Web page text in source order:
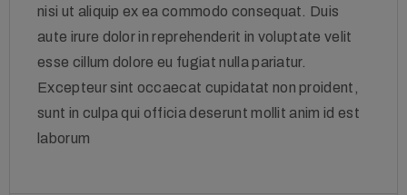
nisi ut aliquip ex ea commodo consequat. Duis
aute irure dolor in reprehenderit in voluptate velit
esse cillum dolore eu fugiat nulla pariatur.
Excepteur sint occaecat cupidatat non proident,
sunt in culpa qui officia deserunt mollit anim id est
laborum